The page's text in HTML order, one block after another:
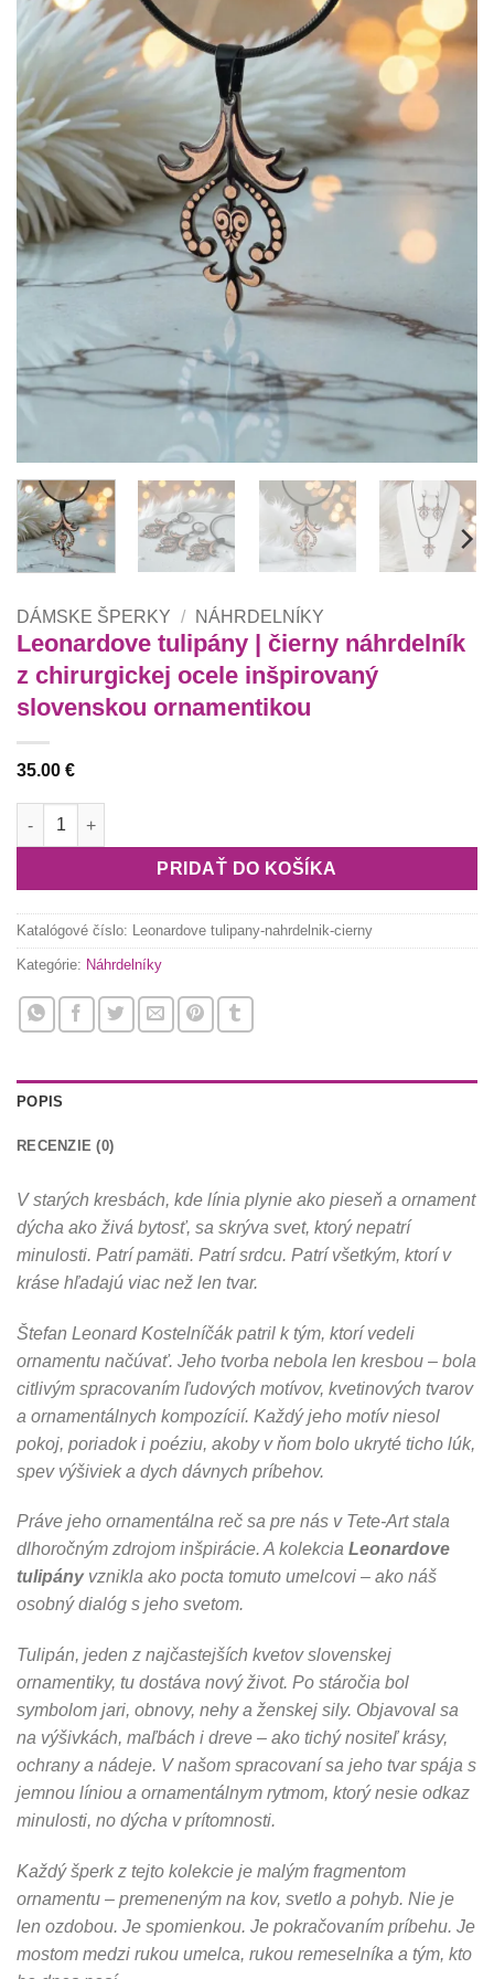
DÁMSKE ŠPERKY / NÁHRDELNÍKY
Leonardove tulipány | čierny náhrdelník
z chirurgickej ocele inšpirovaný
slovenskou ornamentikou
35.00 €
množstvo Leonardove tulipány | čierny náhrdelník z
PRIDAŤ DO KOŠÍKA
Katalógové číslo: Leonardove tulipany-nahrdelnik-cierny
Kategórie: Náhrdelníky
POPIS
RECENZIE (0)
V starých kresbách, kde línia plynie ako pieseň a ornament
dýcha ako živá bytosť, sa skrýva svet, ktorý nepatrí
minulosti. Patrí pamäti. Patrí srdcu. Patrí všetkým, ktorí v
kráse hľadajú viac než len tvar.
Štefan Leonard Kostelníčák patril k tým, ktorí vedeli
ornamentu načúvať. Jeho tvorba nebola len kresbou – bola
citlivým spracovaním ľudových motívov, kvetinových tvarov
a ornamentálnych kompozícií. Každý jeho motív niesol
pokoj, poriadok i poéziu, akoby v ňom bolo ukryté ticho lúk,
spev výšiviek a dych dávnych príbehov.
Práve jeho ornamentálna reč sa pre nás v Tete-Art stala
dlhoročným zdrojom inšpirácie. A kolekcia Leonardove
tulipányvznikla ako pocta tomuto umelcovi – ako náš
osobný dialóg s jeho svetom.
Tulipán, jeden z najčastejších kvetov slovenskej
ornamentiky, tu dostáva nový život. Po stáročia bol
symbolom jari, obnovy, nehy a ženskej sily. Objavoval sa
na výšivkách, maľbách i dreve – ako tichý nositeľ krásy,
ochrany a nádeje. V našom spracovaní sa jeho tvar spája s
jemnou líniou a ornamentálnym rytmom, ktorý nesie odkaz
minulosti, no dýcha v prítomnosti.
Každý šperk z tejto kolekcie je malým fragmentom
ornamentu – premeneným na kov, svetlo a pohyb. Nie je
len ozdobou. Je spomienkou. Je pokračovaním príbehu. Je
mostom medzi rukou umelca, rukou remeselníka a tým, kto